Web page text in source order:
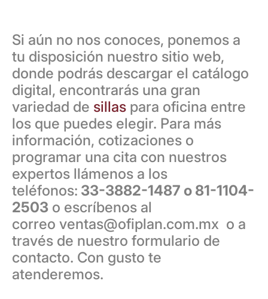
Si aún no nos conoces, ponemos a
tu disposición nuestro sitio web,
donde podrás descargar el catálogo
digital, encontrarás una gran
variedad de sillas para oficina entre
los que puedes elegir. Para más
información, cotizaciones o
programar una cita con nuestros
expertos llámenos a los
teléfonos: 33-3882-1487 o 81-1104-
2503 o escríbenos al
correo ventas@ofiplan.com.mx o a
través de nuestro formulario de
contacto. Con gusto te
atenderemos.